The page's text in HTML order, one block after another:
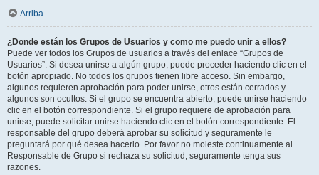
Arriba
¿Donde están los Grupos de Usuarios y como me puedo unir a ellos?
Puede ver todos los Grupos de usuarios a través del enlace “Grupos de
Usuarios”. Si desea unirse a algún grupo, puede proceder haciendo clic en el
botón apropiado. No todos los grupos tienen libre acceso. Sin embargo,
algunos requieren aprobación para poder unirse, otros están cerrados y
algunos son ocultos. Si el grupo se encuentra abierto, puede unirse haciendo
clic en el botón correspondiente. Si el grupo requiere de aprobación para
unirse, puede solicitar unirse haciendo clic en el botón correspondiente. El
responsable del grupo deberá aprobar su solicitud y seguramente le
preguntará por qué desea hacerlo. Por favor no moleste continuamente al
Responsable de Grupo si rechaza su solicitud; seguramente tenga sus
razones.